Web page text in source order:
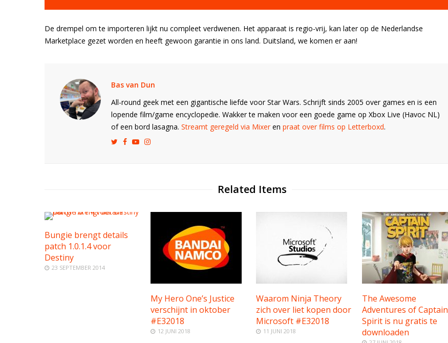
De drempel om te importeren lijkt nu compleet verdwenen. Het apparaat is regio-vrij, kan later op de Nederlandse
Marketplace gezet worden en heeft gewoon garantie in ons land. Duitsland, we komen er aan!
Bas van Dun
All-round geek met een gigantische liefde voor Star Wars. Schrijft sinds 2005 over games en is een
lopende film/game encyclopedie. Wakker te maken voor een goede game op Xbox Live (Havoc NL)
of een bord lasagna. Streamt geregeld via Mixeren praat over films op Letterboxd.
Related Items
Bungie brengt details
patch 1.0.1.4 voor
Destiny
23 SEPTEMBER 2014
My Hero One’s Justice
verschijnt in oktober
#E32018
12 JUNI 2018
Waarom Ninja Theory
zich over liet kopen door
Microsoft #E32018
11 JUNI 2018
The Awesome
Adventures of Captain
Spirit is nu gratis te
downloaden